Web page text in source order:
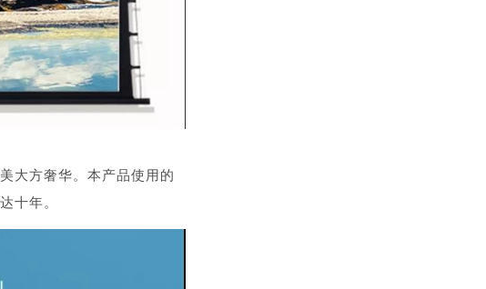
大方奢华。本产品使用的
十年。